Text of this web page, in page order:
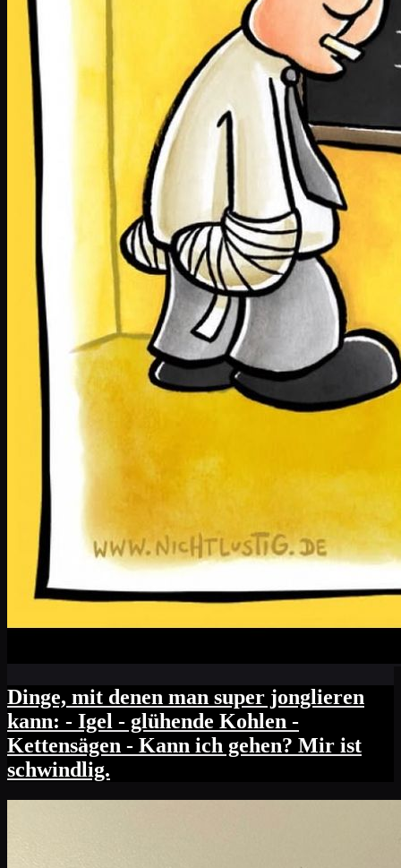
Dinge, mit denen man super jonglieren
kann: - Igel - glühende Kohlen -
Kettensägen - Kann ich gehen? Mir ist
schwindlig.